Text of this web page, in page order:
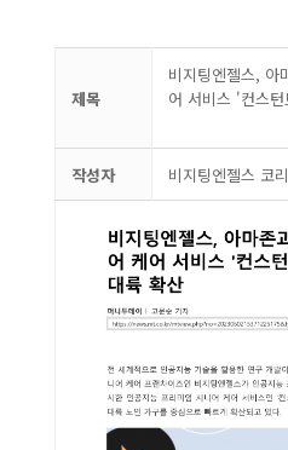
제목
비지팅엔젤스, 아
어 서비스 '컨스
작성자 비지팅엔젤스 코